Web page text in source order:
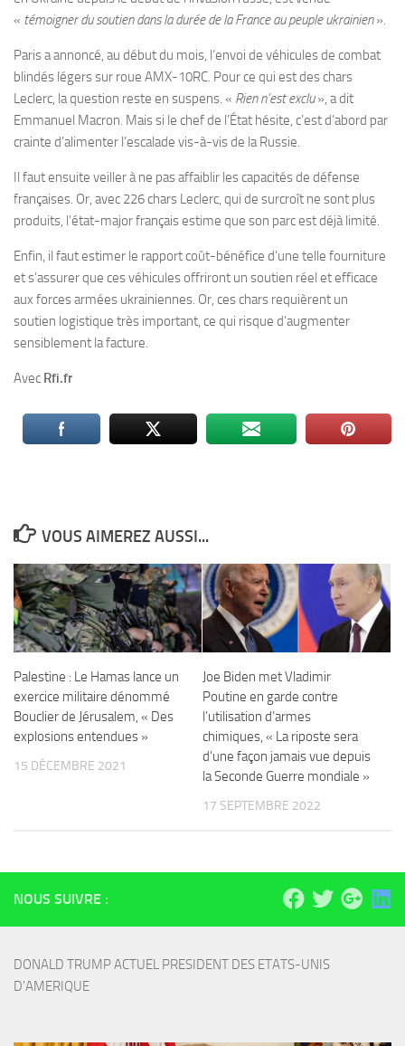
« témoigner du soutien dans la durée de la France au peuple ukrainien».
Paris a annoncé, au début du mois, l’envoi de véhicules de combat
blindés légers sur roue AMX-10RC. Pour ce qui est des chars
Leclerc, la question reste en suspens. « Rien n’est exclu», a dit
Emmanuel Macron. Mais si le chef de l’État hésite, c’est d’abord par
crainte d’alimenter l’escalade vis-à-vis de la Russie.
Il faut ensuite veiller à ne pas affaiblir les capacités de défense
françaises. Or, avec 226 chars Leclerc, qui de surcroît ne sont plus
produits, l’état-major français estime que son parc est déjà limité.
Enfin, il faut estimer le rapport coût-bénéfice d’une telle fourniture
et s’assurer que ces véhicules offriront un soutien réel et efficace
aux forces armées ukrainiennes. Or, ces chars requièrent un
soutien logistique très important, ce qui risque d’augmenter
sensiblement la facture.
Avec Rfi.fr
VOUS AIMEREZ AUSSI...
Palestine : Le Hamas lance un
exercice militaire dénommé
Bouclier de Jérusalem, « Des
explosions entendues »
15 DÉCEMBRE 2021
Joe Biden met Vladimir
Poutine en garde contre
l’utilisation d’armes
chimiques, « La riposte sera
d’une façon jamais vue depuis
la Seconde Guerre mondiale »
17 SEPTEMBRE 2022
NOUS SUIVRE :
DONALD TRUMP ACTUEL PRESIDENT DES ETATS-UNIS
D'AMERIQUE